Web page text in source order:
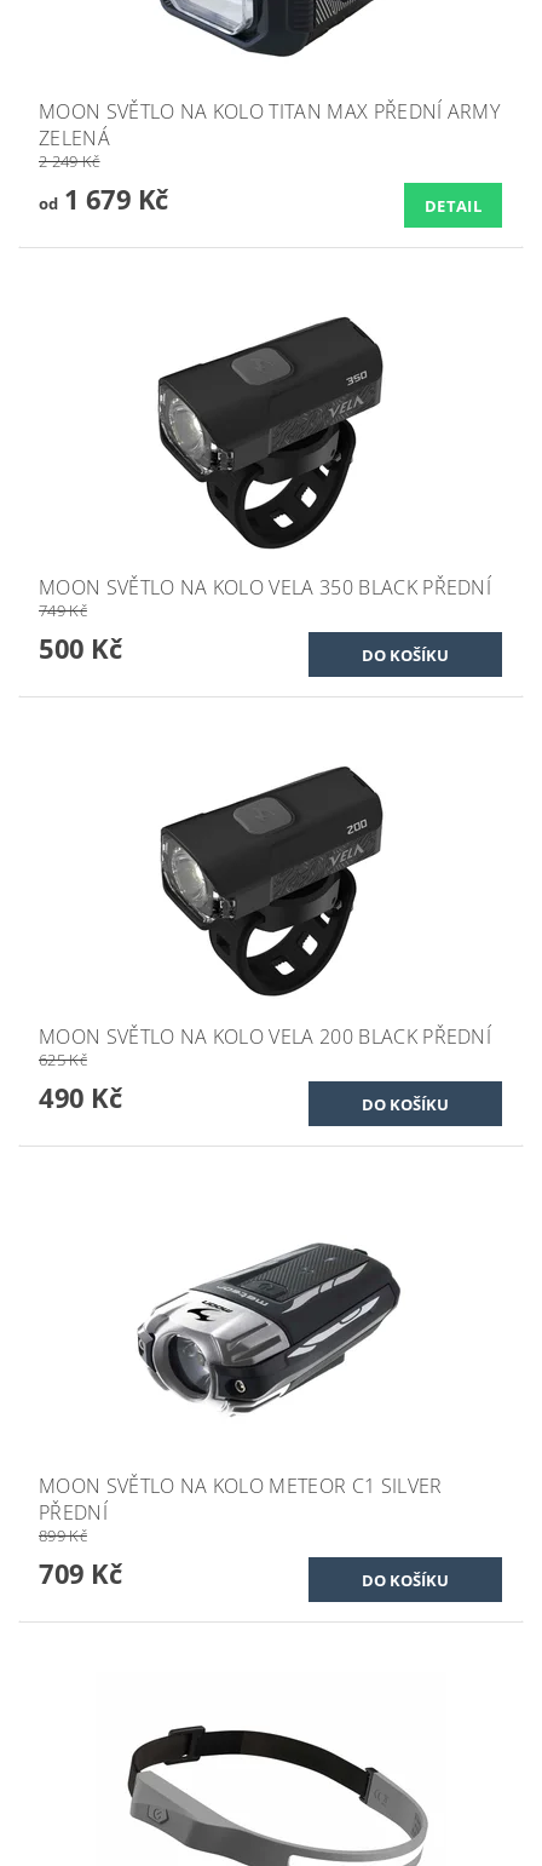
MOON SVĚTLO NA KOLO TITAN MAX PŘEDNÍ ARMY
ZELENÁ
2 249 Kč
od1 679 Kč DETAIL
MOON SVĚTLO NA KOLO VELA 350 BLACK PŘEDNÍ
749 Kč
500 Kč
MOON SVĚTLO NA KOLO VELA 200 BLACK PŘEDNÍ
625 Kč
490 Kč
MOON SVĚTLO NA KOLO METEOR C1 SILVER
PŘEDNÍ
899 Kč
709 Kč